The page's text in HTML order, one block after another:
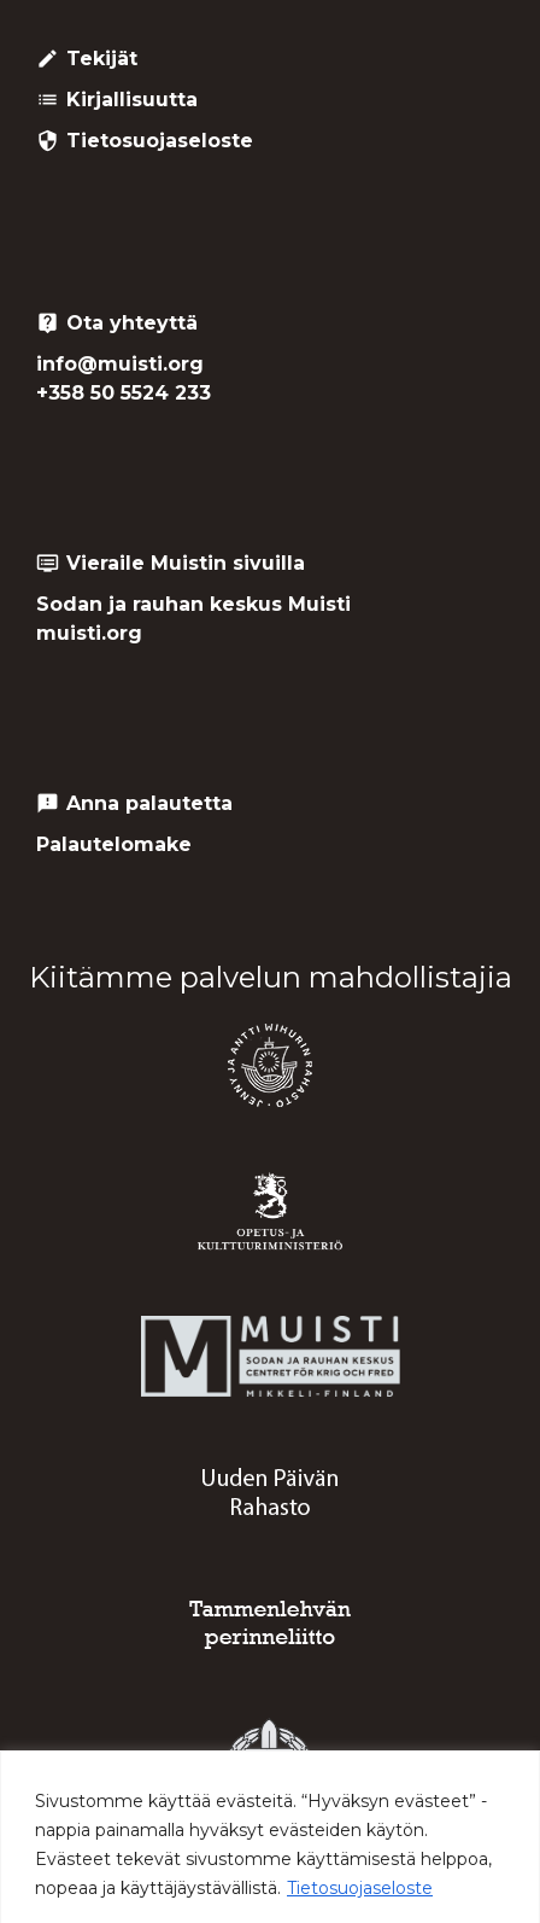
Sivustomme käyttää evästeitä. “Hyväksyn evästeet” -
nappia painamalla hyväksyt evästeiden käytön.
Evästeet tekevät sivustomme käyttämisestä helppoa,
nopeaa ja käyttäjäystävällistä. Tietosuojaseloste
create Tekijät
list Kirjallisuutta
security Tietosuojaseloste
live_help
Ota yhteyttä
info@muisti.org
+358 50 5524 233
dvr Vieraile Muistin sivuilla
Sodan ja rauhan keskus Muisti
muisti.org
feedback Anna palautetta
Palautelomake
Kiitämme palvelun mahdollistajia